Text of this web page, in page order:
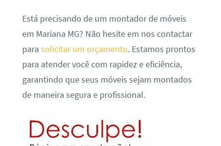
Está precisando de um montador de móveis
em Mariana MG? Não hesite em nos contactar
para solicitar um orçamento. Estamos prontos
para atender você com rapidez e eficiência,
garantindo que seus móveis sejam montados
de maneira segura e profissional.